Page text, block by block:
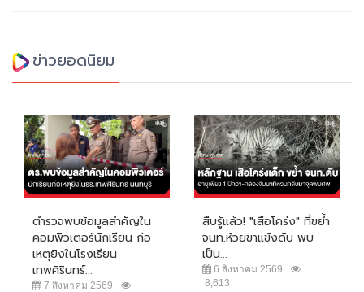
ข่าวยอดนิยม
ตำรวจพบข้อมูลสำคัญใน
คอมพิวเตอร์นักเรียน ก่อ
เหตุยิงในโรงเรียน
เทพศิรินทร์...
7 สิงหาคม 2569
สืบรู้แล้ว! "เสือโคร่ง" ที่ขย้ำ
จนท.ห้วยขาแข้งดับ พบ
เป็น...
6 สิงหาคม 2569
8,613